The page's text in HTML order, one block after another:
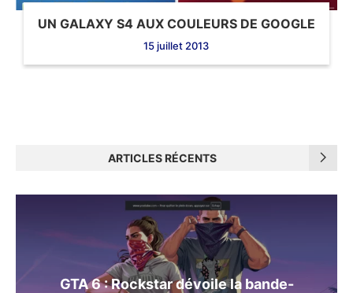
UN GALAXY S4 AUX COULEURS DE GOOGLE
15 juillet 2013
ARTICLES RÉCENTS
GTA 6 : Rockstar dévoile la bande-